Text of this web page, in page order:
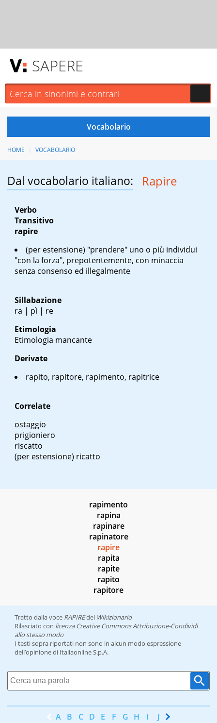
SAPERE
HOME VOCABOLARIO
Dal vocabolario italiano: Rapire
Verbo
Transitivo
rapire
(per estensione) "prendere" uno o più individui
"con la forza", prepotentemente, con minaccia
senza consenso ed illegalmente
Sillabazione
ra | pì | re
Etimologia
Etimologia mancante
Derivate
rapito, rapitore, rapimento, rapitrice
Correlate
ostaggio
prigioniero
riscatto
(per estensione) ricatto
rapimento
rapina
rapinare
rapinatore
rapire
rapita
rapite
rapito
rapitore
Tratto dalla voce RAPIREdel Wikizionario
Rilasciato con licenza Creative Commons Attribuzione-Condividi
allo stesso modo
I testi sopra riportati non sono in alcun modo espressione
dell’opinione di Italiaonline S.p.A.
A B C D E F G H I J K